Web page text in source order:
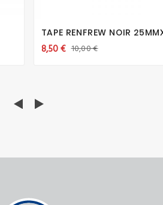
TAPE RENFREW NOIR
8,50 € 10,00 €